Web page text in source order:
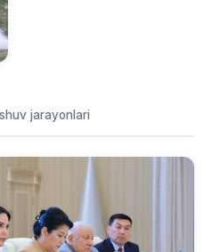
jarayonlari